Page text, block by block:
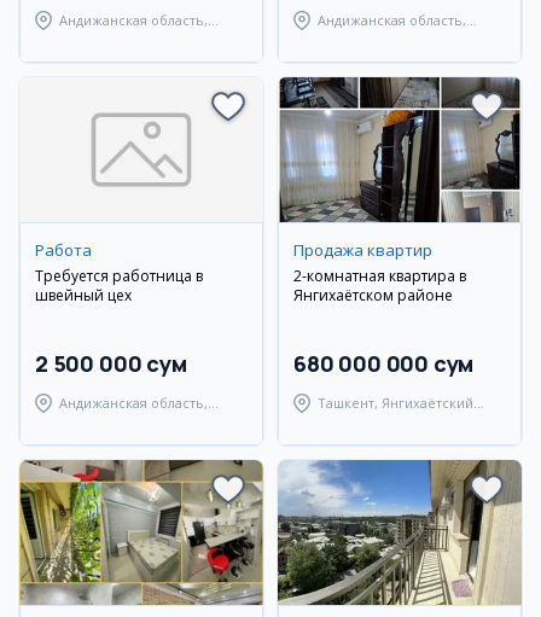
Андижанская область,
Андижанская область,
Работа
Требуется работница в
швейный цех
2 500 000 сум
Андижанская область,
Продажа квартир
2-комнатная квартира в
Янгихаётском районе
680 000 000 сум
Ташкент, Янгихаётский